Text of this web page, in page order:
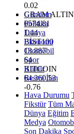
0.02
GRAM ALTIN
6574.81
1.44
BİST100
13.887
64
BITCOIN
64.360,53
-0.76
Gündem
Politika
Dünya
Ekonomi
Otomobil
Spor
Kültür
Resmi İlan
Hava Durumu
Fikstür Tüm
Dünya Eğitim
Medya
Son Dakika